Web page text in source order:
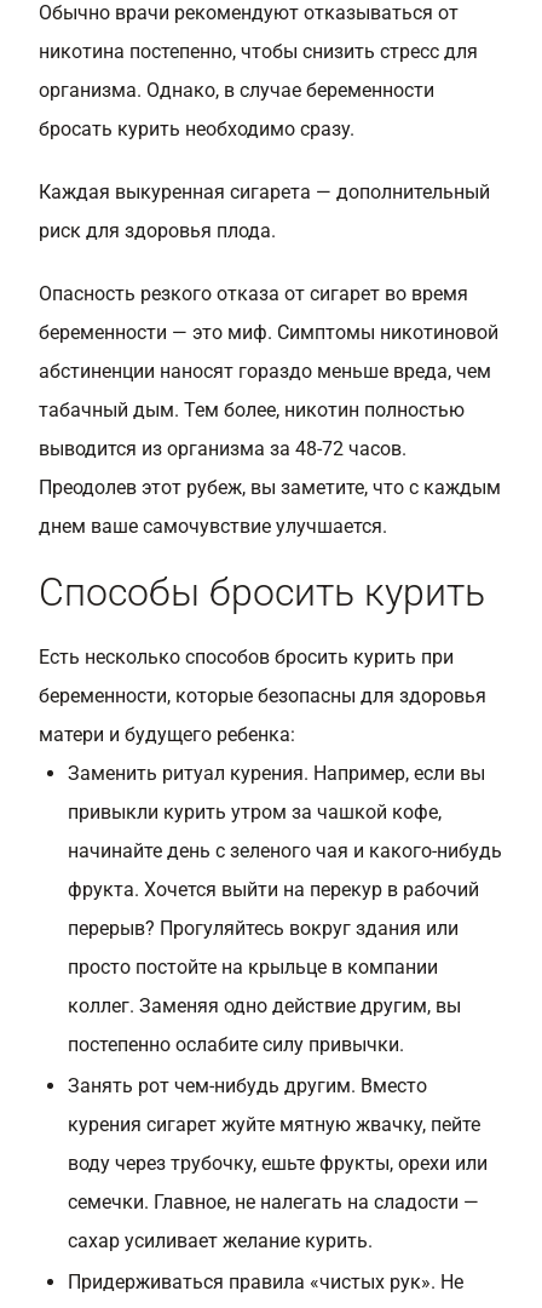
Обычно врачи рекомендуют отказываться от
никотина постепенно, чтобы снизить стресс для
организма. Однако, в случае беременности
бросать курить необходимо сразу.
Каждая выкуренная сигарета — дополнительный
риск для здоровья плода.
Опасность резкого отказа от сигарет во время
беременности — это миф. Симптомы никотиновой
абстиненции наносят гораздо меньше вреда, чем
табачный дым. Тем более, никотин полностью
выводится из организма за 48-72 часов.
Преодолев этот рубеж, вы заметите, что с каждым
днем ваше самочувствие улучшается.
Способы бросить курить
Есть несколько способов бросить курить при
беременности, которые безопасны для здоровья
матери и будущего ребенка:
Заменить ритуал курения. Например, если вы
привыкли курить утром за чашкой кофе,
начинайте день с зеленого чая и какого-нибудь
фрукта. Хочется выйти на перекур в рабочий
перерыв? Прогуляйтесь вокруг здания или
просто постойте на крыльце в компании
коллег. Заменяя одно действие другим, вы
постепенно ослабите силу привычки.
Занять рот чем-нибудь другим. Вместо
курения сигарет жуйте мятную жвачку, пейте
воду через трубочку, ешьте фрукты, орехи или
семечки. Главное, не налегать на сладости —
сахар усиливает желание курить.
Придерживаться правила «чистых рук». Не